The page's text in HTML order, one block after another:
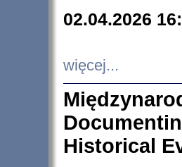
02.04.2026
więcej...
Historical